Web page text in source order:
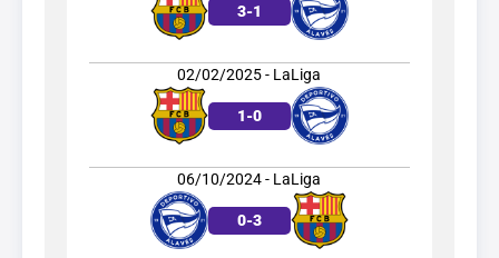
3-1
02/02/2025 - LaLiga
1-0
06/10/2024 - LaLiga
0-3